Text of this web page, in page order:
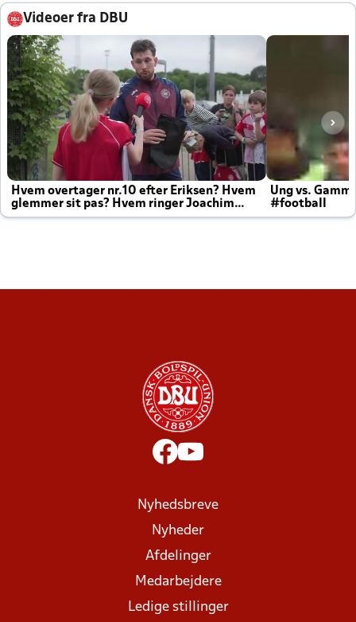
Videoer fra DBU
Hvem overtager nr.10 efter Eriksen? Hvem
glemmer sit pas? Hvem ringer Joachim
altid til efter kampe?
Ung vs.
#football
Nyhedsbreve
Nyheder
Afdelinger
Medarbejdere
Ledige stillinger